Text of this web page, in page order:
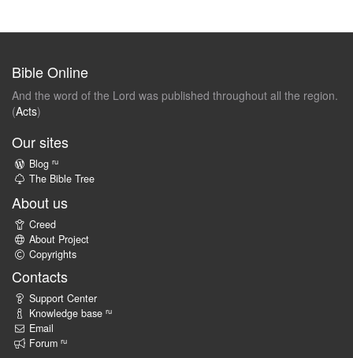
Bible Online
And the word of the Lord was published throughout all the region.
(Acts)
Our sites
Blog ru
The Bible Tree
About us
Creed
About Project
Copyrights
Contacts
Support Center
Knowledge base ru
Email
Forum ru